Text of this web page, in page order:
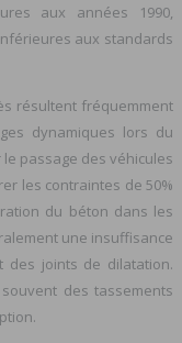
aux années 1990,
aux standards
résultent fréquemment
dynamiques lors du
passage des véhicules
les contraintes de 50%
du béton dans les
une insuffisance
des joints de dilatation.
des tassements